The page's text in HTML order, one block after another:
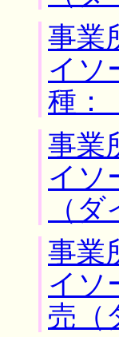
事業
イソ
種：
事業
イソ
（
事業
イソ
売（